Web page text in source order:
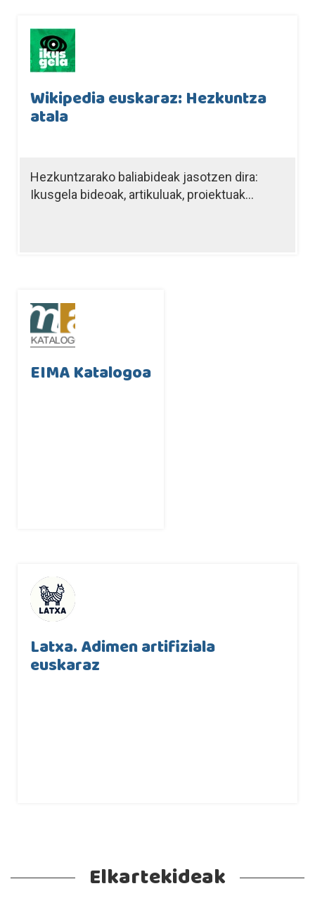
Wikipedia euskaraz: Hezkuntza
atala
Hezkuntzarako baliabideak jasotzen dira:
Ikusgela bideoak, artikuluak, proiektuak...
EIMA Katalogoa
Latxa. Adimen artifiziala
euskaraz
Elkartekideak